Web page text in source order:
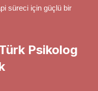
süreci için güçlü bir
Psikolog